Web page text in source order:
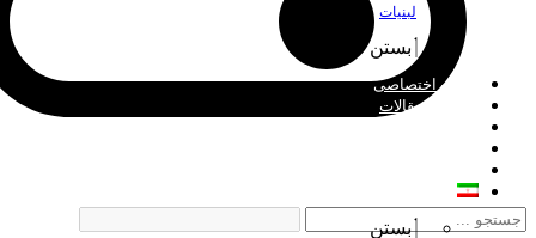
لبنیات
بستن
چاپ اختصاصی
اخبار و مقالات
بستن